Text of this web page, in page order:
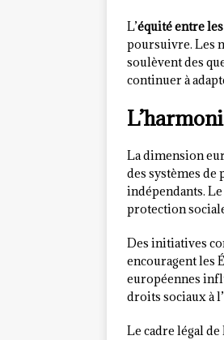
L’équité entre
poursuivre. Les
soulèvent des
continuer à
La dimension
des systèmes
indépendants. Le
protection
Des initiatives
encouragent les
européennes
droits sociaux à
Le cadre légal